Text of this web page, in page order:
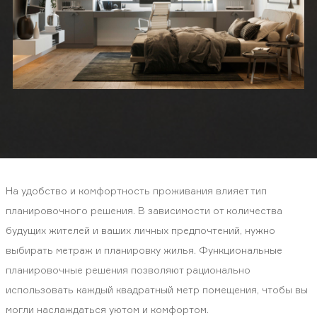
На удобство и комфортность проживания влияет тип
планировочного решения. В зависимости от количества
будущих жителей и ваших личных предпочтений, нужно
выбирать метраж и планировку жилья. Функциональные
планировочные решения позволяют рационально
использовать каждый квадратный метр помещения, чтобы вы
могли наслаждаться уютом и комфортом.